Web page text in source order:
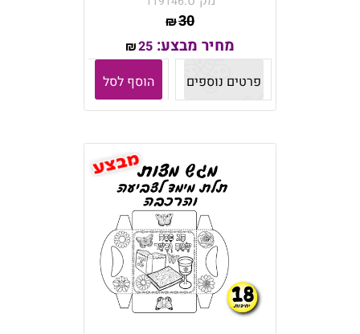
₪30
מחיר מבצע: ₪25
פרטים נוספים
הוסף לסל